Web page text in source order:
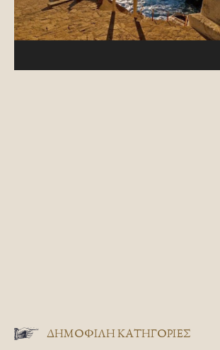
ΔΗΜΟΦΙΛΗ ΚΑΤΗΓΟΡΙΕΣ